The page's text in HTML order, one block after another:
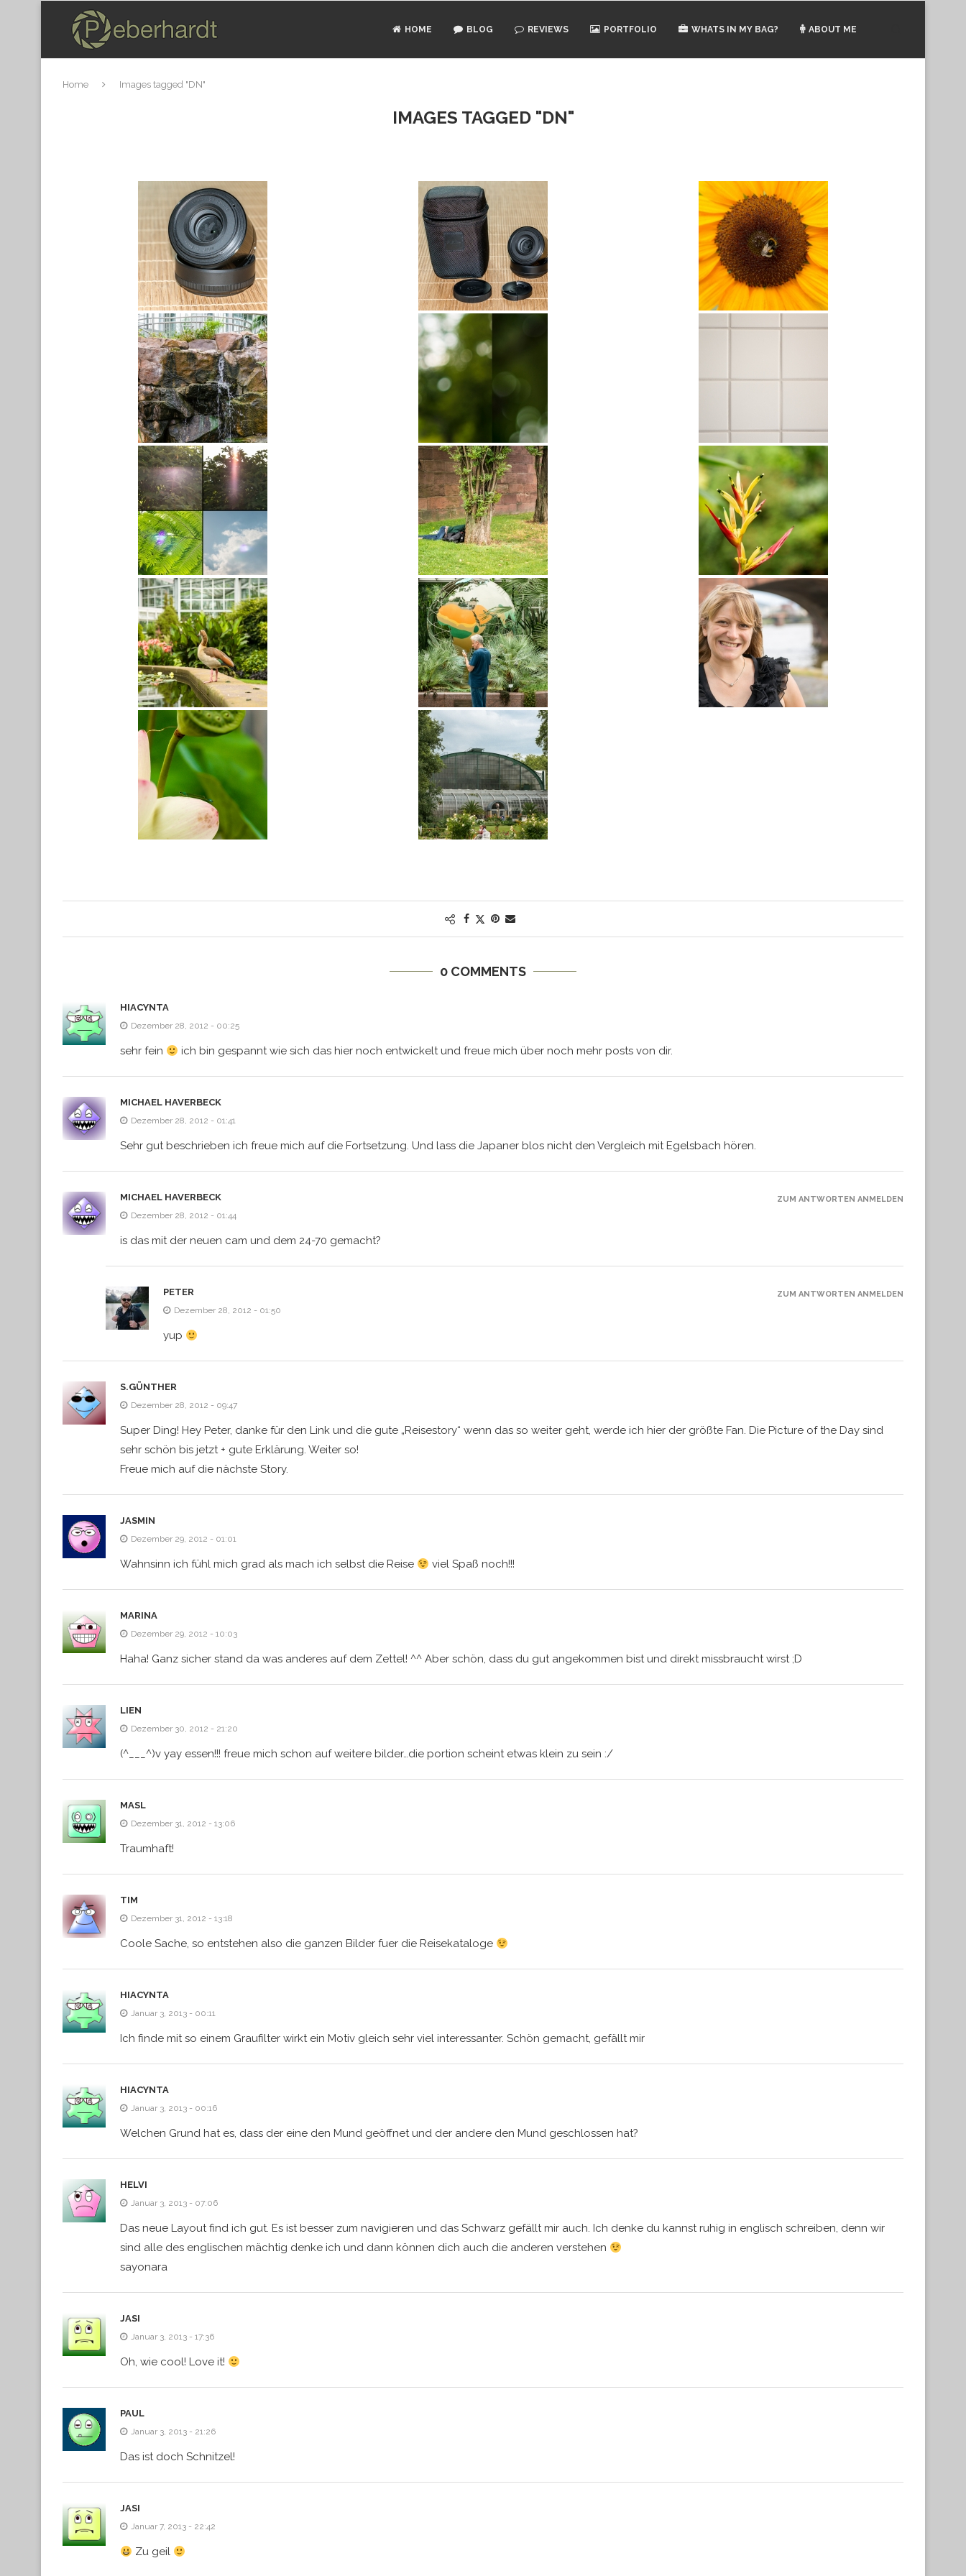
HOME BLOG REVIEWS PORTFOLIO WHATS IN MY BAG? ABOUT ME
Home Images tagged "DN"
IMAGES TAGGED "DN"
0 COMMENTS
HIACYNTA
Dezember 28, 2012 - 00:25
sehr fein ich bin gespannt wie sich das hier noch entwickelt und freue mich über noch mehr posts von dir.
MICHAEL HAVERBECK
Dezember 28, 2012 - 01:41
Sehr gut beschrieben ich freue mich auf die Fortsetzung. Und lass die Japaner blos nicht den Vergleich mit Egelsbach hören.
MICHAEL HAVERBECK
Dezember 28, 2012 - 01:44
is das mit der neuen cam und dem 24-70 gemacht?
ZUM ANTWORTEN ANMELDEN
PETER
Dezember 28, 2012 - 01:50
yup
ZUM ANTWORTEN ANMELDEN
S.GÜNTHER
Dezember 28, 2012 - 09:47
Super Ding! Hey Peter, danke für den Link und die gute „Reisestory“ wenn das so weiter geht, werde ich hier der größte Fan. Die Picture of the Day sind
sehr schön bis jetzt + gute Erklärung. Weiter so!
Freue mich auf die nächste Story.
JASMIN
Dezember 29, 2012 - 01:01
Wahnsinn ich fühl mich grad als mach ich selbst die Reise viel Spaß noch!!!
MARINA
Dezember 29, 2012 - 10:03
Haha! Ganz sicher stand da was anderes auf dem Zettel! ^^ Aber schön, dass du gut angekommen bist und direkt missbraucht wirst ;D
LIEN
Dezember 30, 2012 - 21:20
(^___^)v yay essen!!! freue mich schon auf weitere bilder…die portion scheint etwas klein zu sein :/
MASL
Dezember 31, 2012 - 13:06
Traumhaft!
TIM
Dezember 31, 2012 - 13:18
Coole Sache, so entstehen also die ganzen Bilder fuer die Reisekataloge
HIACYNTA
Januar 3, 2013 - 00:11
Ich finde mit so einem Graufilter wirkt ein Motiv gleich sehr viel interessanter. Schön gemacht, gefällt mir
HIACYNTA
Januar 3, 2013 - 00:16
Welchen Grund hat es, dass der eine den Mund geöffnet und der andere den Mund geschlossen hat?
HELVI
Januar 3, 2013 - 07:06
Das neue Layout find ich gut. Es ist besser zum navigieren und das Schwarz gefällt mir auch. Ich denke du kannst ruhig in englisch schreiben, denn wir
sind alle des englischen mächtig denke ich und dann können dich auch die anderen verstehen
sayonara
JASI
Januar 3, 2013 - 17:36
Oh, wie cool! Love it!
PAUL
Januar 3, 2013 - 21:26
Das ist doch Schnitzel!
JASI
Januar 7, 2013 - 22:42
Zu geil